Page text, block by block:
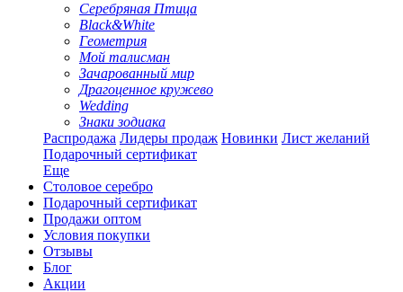
Серебряная Птица
Black&White
Геометрия
Мой талисман
Зачарованный мир
Драгоценное кружево
Wedding
Знаки зодиака
Распродажа Лидеры продаж Новинки Лист желаний
Подарочный сертификат
Еще
Столовое серебро
Подарочный сертификат
Продажи оптом
Условия покупки
Отзывы
Блог
Акции